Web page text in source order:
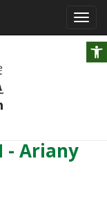
- Ariany